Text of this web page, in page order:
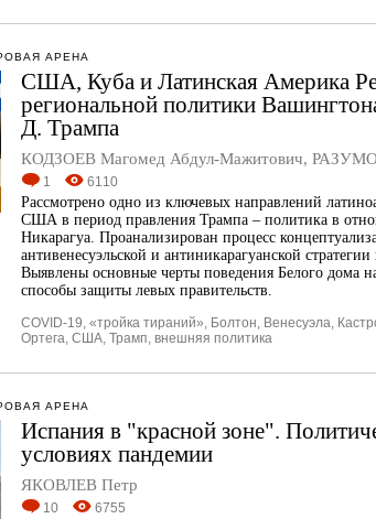
АРЕНА
США, Куба и Латинская Америка
региональной политики
Д. Трампа
КОДЗОЕВ Магомед Абдул-Мажитович,
1 6110
Рассмотрено одно из ключевых направлений
США в период правления Трампа – политика в
Никарагуа. Проанализирован процесс
антивенесуэльской и антиникарагуанской
Выявлены основные черты поведения Белого дома
способы защиты левых правительств.
COVID-19, «тройка тираний», Болтон, Венесуэла,
Ортега, США, Трамп, внешняя политика
АРЕНА
Испания в "красной зоне".
условиях пандемии
ЯКОВЛЕВ Петр
10 6755